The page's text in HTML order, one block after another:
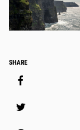
Social
Media
Share
SHARE